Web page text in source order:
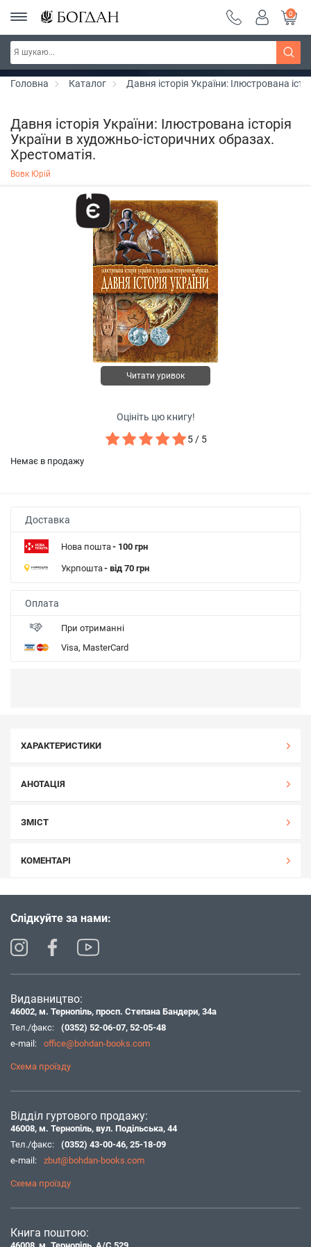
РОЗПРОДАЖ ~ 150 грн ~ 200 грн ~ 250 грн ~
300 грн ~ РОЗПРОДАЖ
Дізнатись більше
0
Головна Каталог Давня історія України: Ілюстрована
Давня історія України: Ілюстрована історія
України в художньо-історичних образах.
Хрестоматія.
Вовк Юрій
Читати уривок
Оцініть цю книгу!
5 / 5
Немає в продажу
Доставка
Нова пошта- 100 грн
Укрпошта- від 70 грн
Оплата
При отриманні
Visa, MasterCard
ХАРАКТЕРИСТИКИ
АНОТАЦІЯ
ЗМІСТ
КОМЕНТАРІ
Слідкуйте за нами:
Видавництво:
46002, м. Тернопіль, просп. Степана Бандери, 34а
Тел./факс:
(0352) 52-06-07, 52-05-48
e-mail:
office@bohdan-books.com
Схема проїзду
Відділ гуртового продажу:
46008, м. Тернопіль, вул. Подільська, 44
Тел./факс:
(0352) 43-00-46, 25-18-09
e-mail:
zbut@bohdan-books.com
Схема проїзду
Книга поштою: